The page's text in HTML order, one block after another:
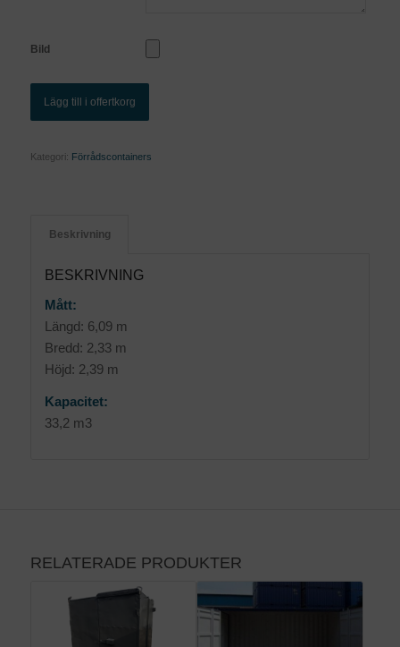
Bild
Lägg till i offertkorg
Kategori: Förrådscontainers
Beskrivning
BESKRIVNING
Mått:
Längd: 6,09 m
Bredd: 2,33 m
Höjd: 2,39 m
Kapacitet:
33,2 m3
RELATERADE PRODUKTER